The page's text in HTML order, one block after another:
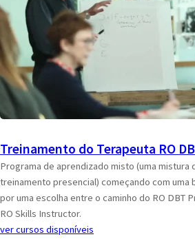
Treinamento do Terapeuta RO
Programa de aprendizado misto (uma mistura
treinamento presencial) começando com uma
por uma escolha entre o caminho do RO DBT
RO Skills Instructor.
ver cursos disponíveis